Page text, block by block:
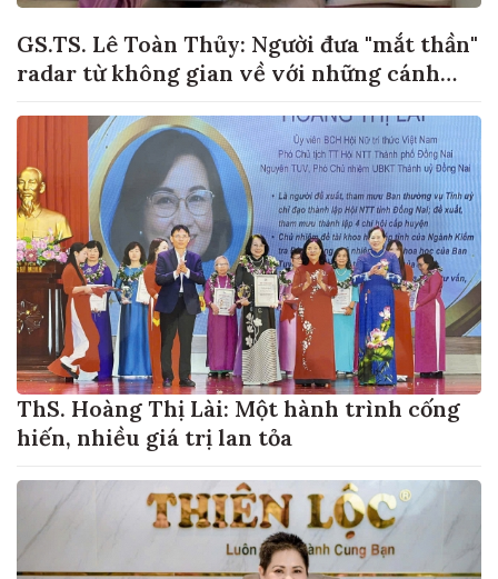
GS.TS. Lê Toàn Thủy: Người đưa "mắt thần"
radar từ không gian về với những cánh
ThS. Hoàng Thị Lài: Một hành trình cống
hiến, nhiều giá trị lan tỏa